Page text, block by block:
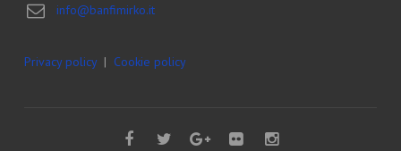
info@banfimirko.it
Privacy policy| Cookie policy